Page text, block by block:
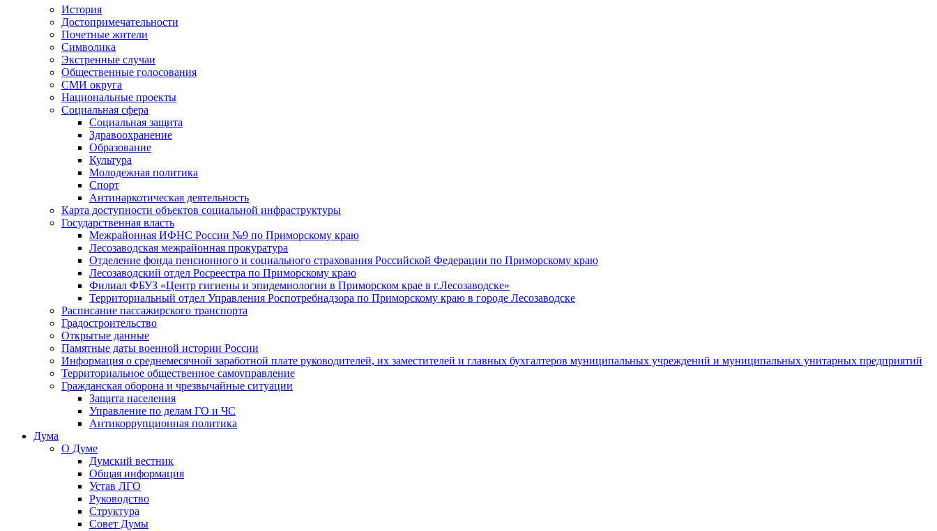
История
Достопримечательности
Почетные жители
Символика
Экстренные случаи
Общественные голосования
СМИ округа
Национальные проекты
Социальная сфера
Социальная защита
Здравоохранение
Образование
Культура
Молодежная политика
Спорт
Антинаркотическая деятельность
Карта доступности объектов социальной инфраструктуры
Государственная власть
Межрайонная ИФНС России №9 по Приморскому краю
Лесозаводская межрайонная прокуратура
Отделение фонда пенсионного и социального страхования Российской Федерации по Приморскому краю
Лесозаводский отдел Росреестра по Приморскому краю
Филиал ФБУЗ «Центр гигиены и эпидемиологии в Приморском крае в г.Лесозаводске»
Территориальный отдел Управления Роспотребнадзора по Приморскому краю в городе Лесозаводске
Расписание пассажирского транспорта
Градостроительство
Открытые данные
Памятные даты военной истории России
Информация о среднемесячной заработной плате руководителей, их заместителей и главных бухгалтеров муниципальных учреждений и муниципальных унитарных предприятий
Территориальное общественное самоуправление
Гражданская оборона и чрезвычайные ситуации
Защита населения
Управление по делам ГО и ЧС
Антикоррупционная политика
Дума
О Думе
Думский вестник
Общая информация
Устав ЛГО
Руководство
Структура
Совет Думы